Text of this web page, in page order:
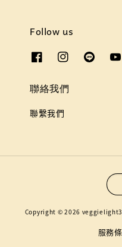
Follow us
聯絡我們
聯繫我們
Copyright © 2026
服務